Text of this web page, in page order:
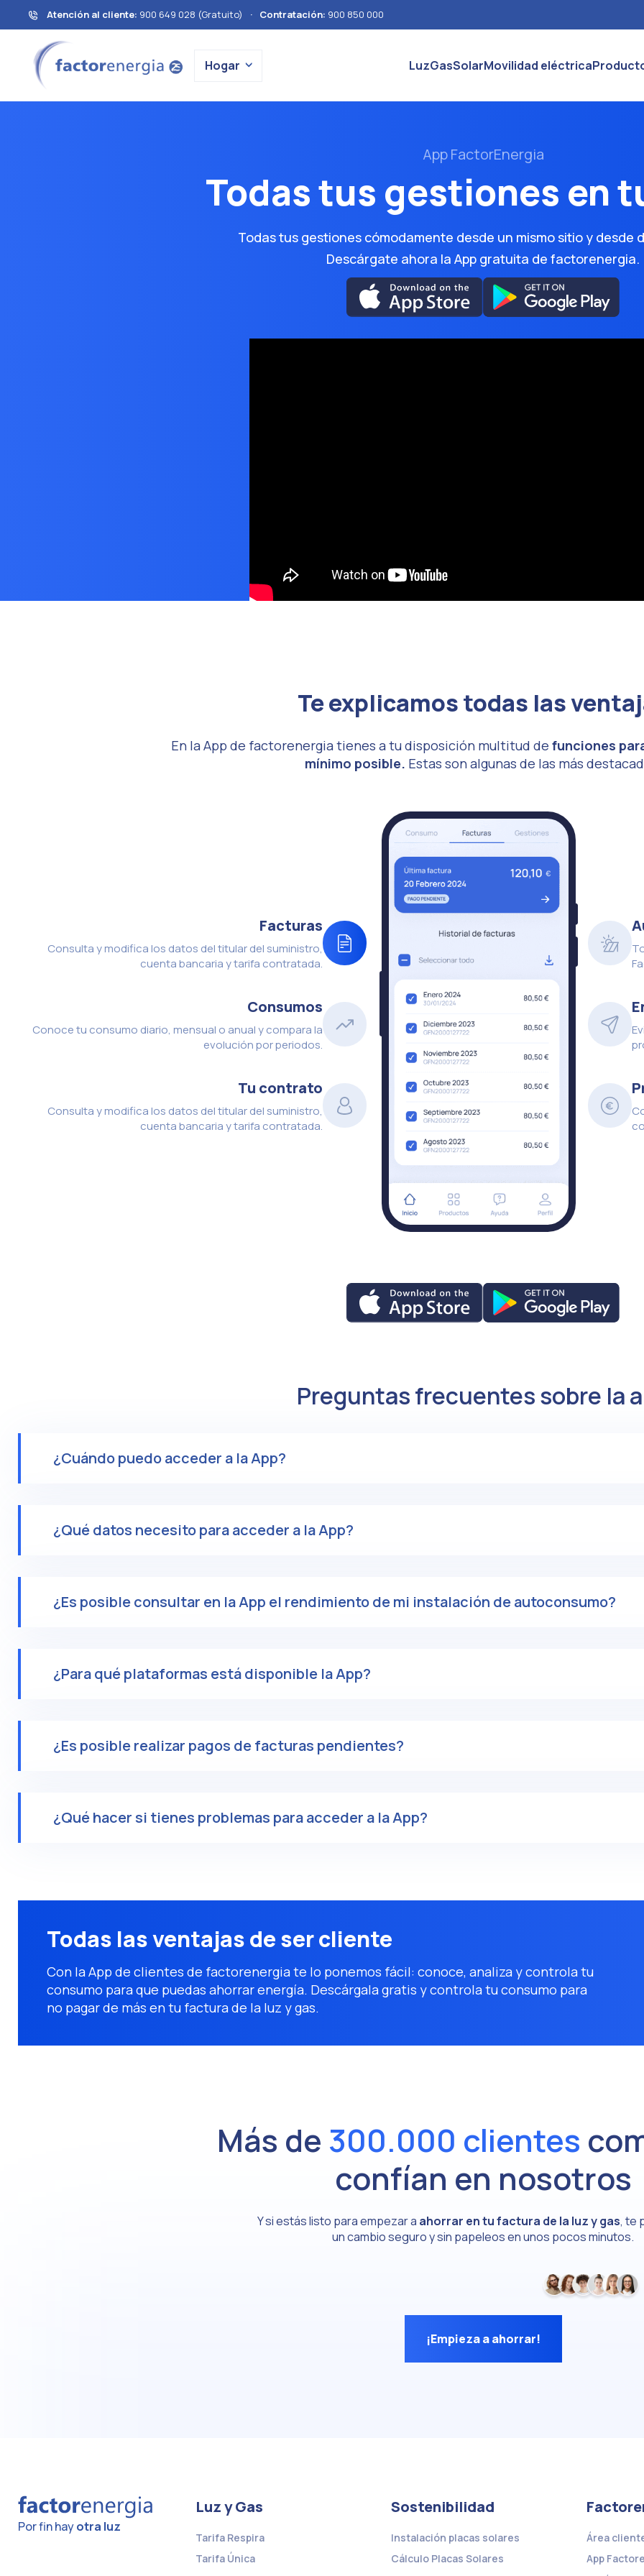
Atención al cliente: 900 649 028 (Gratuito) · Contratación: 900 850 000
Hogar LuzGasSolarMovilidad eléctrica
App FactorEnergia
Todas tus gestiones en
Todas tus gestiones cómodamente desde un mismo sitio y desde
Descárgate ahora la App gratuita de factorenergia.
Te explicamos todas las
En la App de factorenergia tienes a tu disposición multitud defunciones
mínimo posible. Estas son algunas de las más
Facturas
Consulta y modifica los datos del titular del suministro,
cuenta bancaria y tarifa contratada.
Consumos
Conoce tu consumo diario, mensual o anual y compara la
evolución por periodos.
Tu contrato
Consulta y modifica los datos del titular del suministro,
cuenta bancaria y tarifa contratada.
Preguntas frecuentes sobre la
¿Cuándo puedo acceder a la App?
¿Qué datos necesito para acceder a la App?
¿Es posible consultar en la App el rendimiento de mi instalación de autoconsumo?
¿Para qué plataformas está disponible la App?
¿Es posible realizar pagos de facturas pendientes?
¿Qué hacer si tienes problemas para acceder a la App?
Todas las ventajas de ser cliente
Con la App de clientes de factorenergia te lo ponemos fácil: conoce, analiza y controla tu
consumo para que puedas ahorrar energía. Descárgala gratis y controla tu consumo para
no pagar de más en tu factura de la luz y gas.
Más de 300.000 clientes
confían en nosotros
Y si estás listo para empezar a ahorrar en tu factura de la luz y gas, te
un cambio seguro y sin papeleos en unos pocos minutos.
¡Empieza a ahorrar!
Por fin hayotra luz
Luz y Gas
Tarifa Respira
Tarifa Única
Sostenibilidad
Instalación placas solares
Cálculo Placas Solares
Área
App